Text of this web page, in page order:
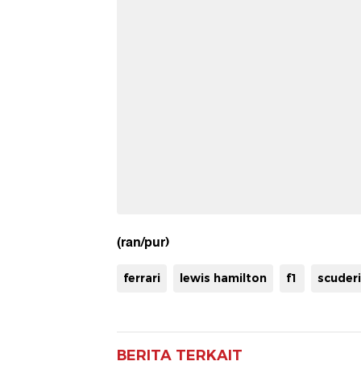
(ran/pur)
ferrari lewis hamilton f1
BERITA TERKAIT